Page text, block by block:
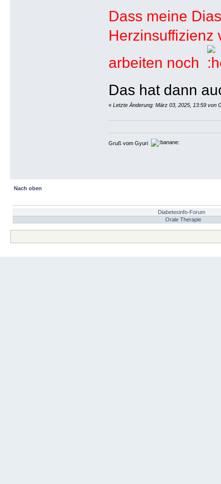
Dass meine
arbeiten noch
Das hat dann
« Letzte Änderung: März 03, 2025, 13:59 von
Gruß vom Gyuri
Nach oben
Diabetesinfo-Forum
Orale Therapie